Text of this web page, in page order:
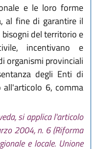
e le loro forme
al fine di garantire il
del territorio e
incentivano e
organismi provinciali
degli Enti di
all'articolo 6, comma
si applica l'articolo
2004, n. 6 (Riforma
e locale. Unione